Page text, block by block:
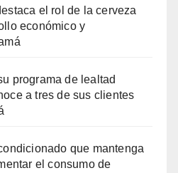
el rol de la cerveza
económico y
programa de lealtad
a tres de sus clientes
que mantenga
el consumo de